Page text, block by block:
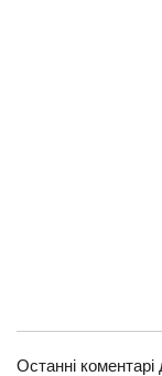
Останні коментарі